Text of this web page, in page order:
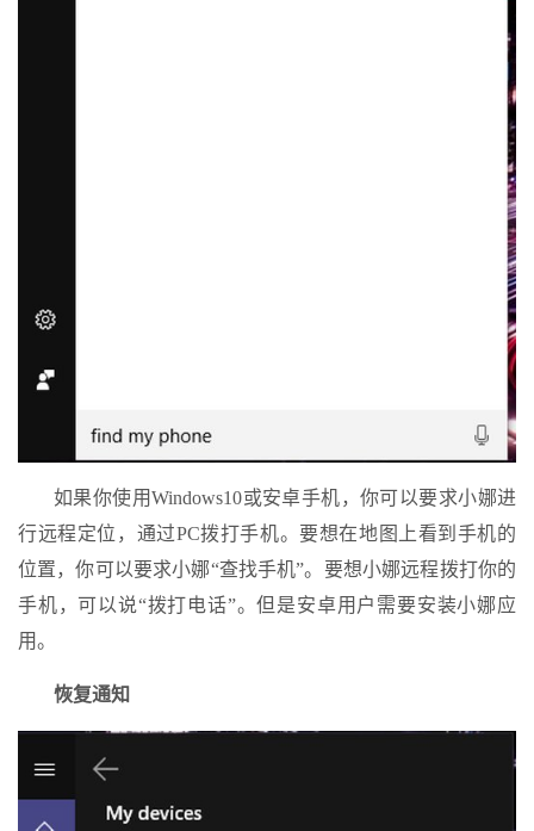
如果你使用Windows10或安卓手机，你可以要求小娜进
行远程定位，通过PC拨打手机。要想在地图上看到手机的
位置，你可以要求小娜“查找手机”。要想小娜远程拨打你的
手机，可以说“拨打电话”。但是安卓用户需要安装小娜应
用。
恢复通知